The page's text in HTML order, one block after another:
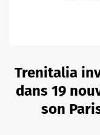
Trenitalia
dans 19
son